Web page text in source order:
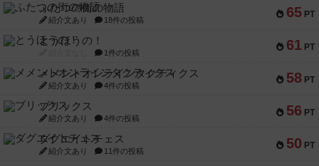
65 PT
ふたつの街の物語
紹介文あり 18件の投稿
61 PT
とうほうの！
1件の投稿
58 PT
メメントオンラインタクティクス
紹介文あり 4件の投稿
56 PT
ブリックス
紹介文あり 4件の投稿
50 PT
ダグエイトチェス
紹介文あり 11件の投稿